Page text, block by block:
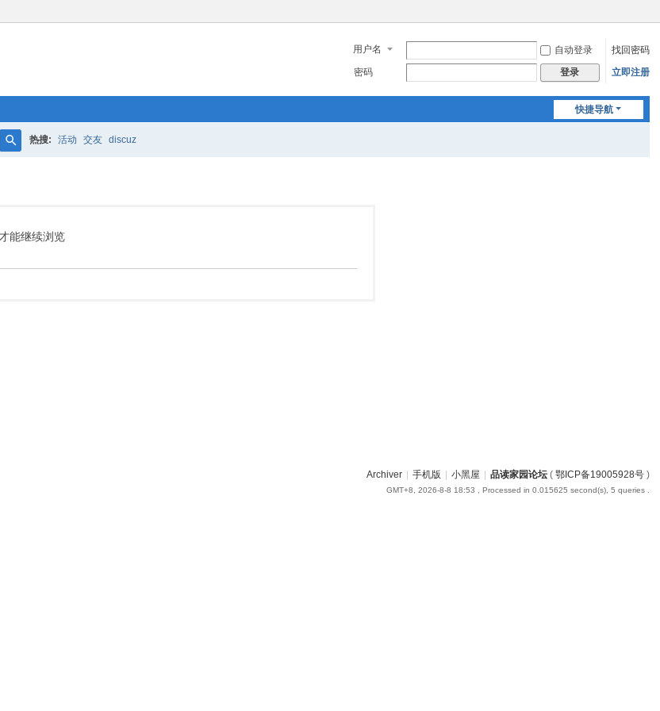
用户名 自动登录
找回密码
密码
登录 立即注册
快捷导航
热搜: 活动 交友 discuz
能继续浏览
Archiver 手机版 小黑屋 品读家园论坛( 鄂ICP备19005928号 )
GMT+8, 2026-8-8 18:53 , Processed in 0.015625 second(s), 5 queries .